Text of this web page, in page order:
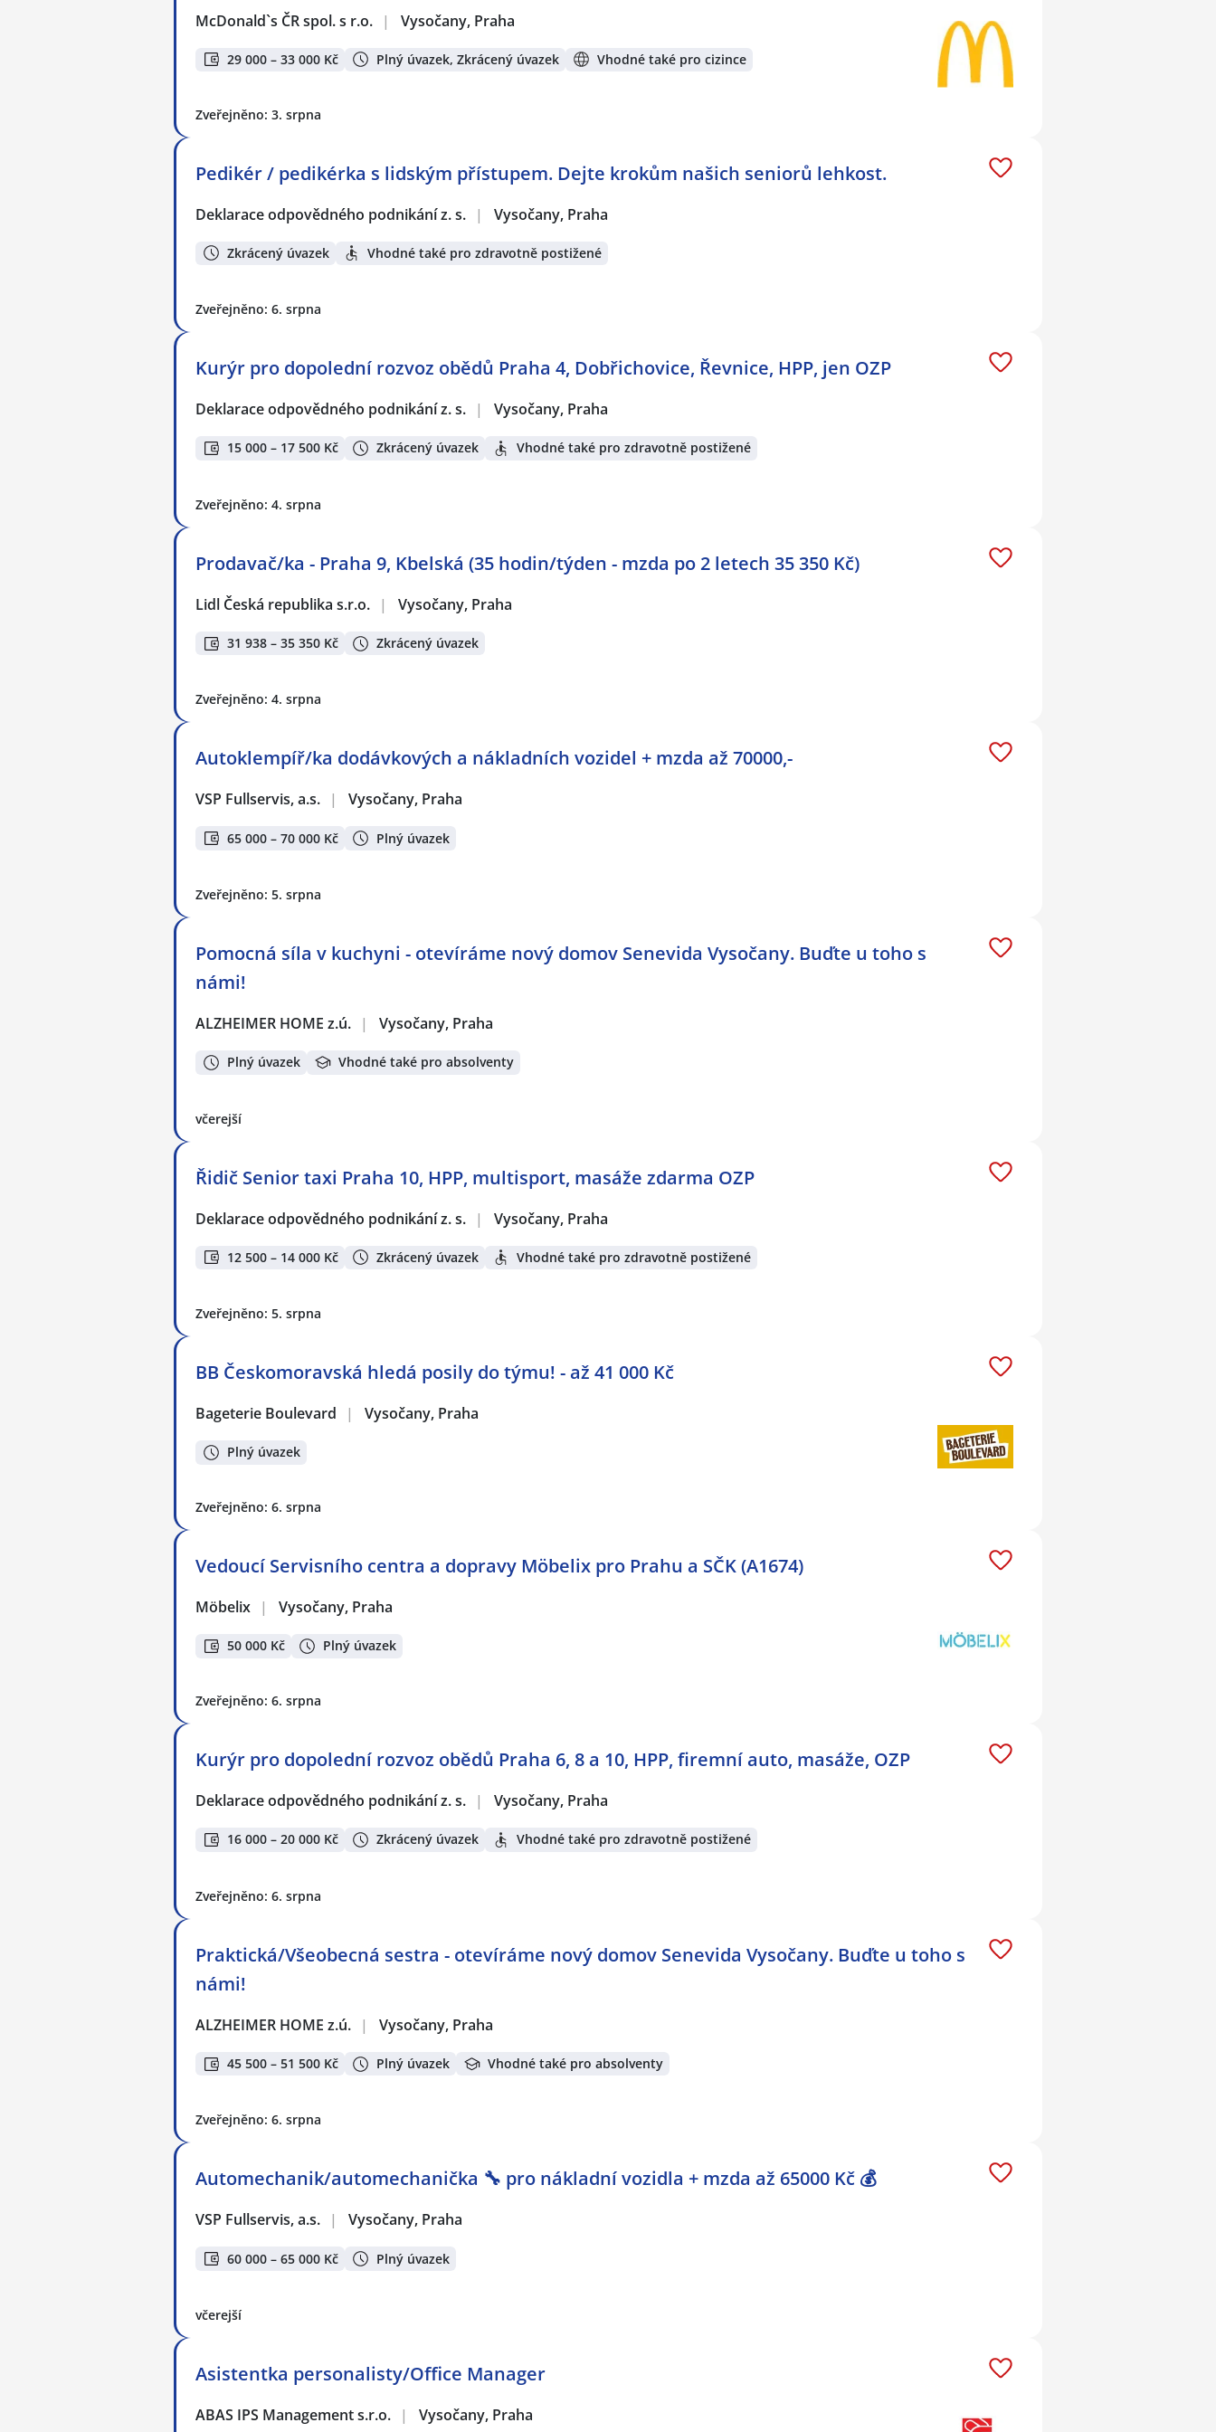
McDonald`s ČR spol. s r.o. | Vysočany, Praha
29 000 – 33 000 Kč Plný úvazek, Zkrácený úvazek Vhodné také pro cizince
Zveřejněno: 3. srpna
Pedikér / pedikérka s lidským přístupem. Dejte krokům našich seniorů lehkost.
Deklarace odpovědného podnikání z. s. | Vysočany, Praha
Zkrácený úvazek Vhodné také pro zdravotně postižené
Zveřejněno: 6. srpna
Kurýr pro dopolední rozvoz obědů Praha 4, Dobřichovice, Řevnice, HPP, jen OZP
Deklarace odpovědného podnikání z. s. | Vysočany, Praha
15 000 – 17 500 Kč Zkrácený úvazek Vhodné také pro zdravotně postižené
Zveřejněno: 4. srpna
Prodavač/ka - Praha 9, Kbelská (35 hodin/týden - mzda po 2 letech 35 350 Kč)
Lidl Česká republika s.r.o. | Vysočany, Praha
31 938 – 35 350 Kč Zkrácený úvazek
Zveřejněno: 4. srpna
Autoklempíř/ka dodávkových a nákladních vozidel + mzda až 70000,-
VSP Fullservis, a.s. | Vysočany, Praha
65 000 – 70 000 Kč Plný úvazek
Zveřejněno: 5. srpna
Pomocná síla v kuchyni - otevíráme nový domov Senevida Vysočany. Buďte u toho s
námi!
ALZHEIMER HOME z.ú. | Vysočany, Praha
Plný úvazek Vhodné také pro absolventy
včerejší
Řidič Senior taxi Praha 10, HPP, multisport, masáže zdarma OZP
Deklarace odpovědného podnikání z. s. | Vysočany, Praha
12 500 – 14 000 Kč Zkrácený úvazek Vhodné také pro zdravotně postižené
Zveřejněno: 5. srpna
BB Českomoravská hledá posily do týmu! - až 41 000 Kč
Bageterie Boulevard | Vysočany, Praha
Plný úvazek
Zveřejněno: 6. srpna
Vedoucí Servisního centra a dopravy Möbelix pro Prahu a SČK (A1674)
Möbelix | Vysočany, Praha
50 000 Kč Plný úvazek
Zveřejněno: 6. srpna
Kurýr pro dopolední rozvoz obědů Praha 6, 8 a 10, HPP, firemní auto, masáže, OZP
Deklarace odpovědného podnikání z. s. | Vysočany, Praha
16 000 – 20 000 Kč Zkrácený úvazek Vhodné také pro zdravotně postižené
Zveřejněno: 6. srpna
Praktická/Všeobecná sestra - otevíráme nový domov Senevida Vysočany. Buďte u toho s
námi!
ALZHEIMER HOME z.ú. | Vysočany, Praha
45 500 – 51 500 Kč Plný úvazek Vhodné také pro absolventy
Zveřejněno: 6. srpna
Automechanik/automechanička 🔧 pro nákladní vozidla + mzda až 65000 Kč 💰
VSP Fullservis, a.s. | Vysočany, Praha
60 000 – 65 000 Kč Plný úvazek
včerejší
Asistentka personalisty/Office Manager
ABAS IPS Management s.r.o. | Vysočany, Praha